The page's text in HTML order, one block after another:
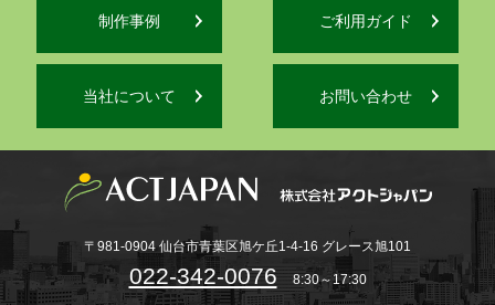
制作事例 ご利用ガイド
当社について お問い合わせ
〒981-0904 仙台市青葉区旭ケ丘1-4-16 グレース旭101
022-342-0076 8:30～17:30